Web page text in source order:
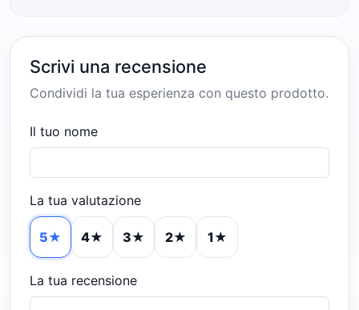
Scrivi una recensione
Condividi la tua esperienza con questo prodotto.
Il tuo nome
La tua valutazione
5★ 4★ 3★ 2★ 1★
La tua recensione